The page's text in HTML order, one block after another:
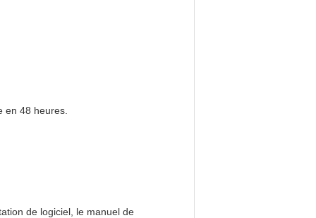
en 48 heures.
de logiciel, le manuel de